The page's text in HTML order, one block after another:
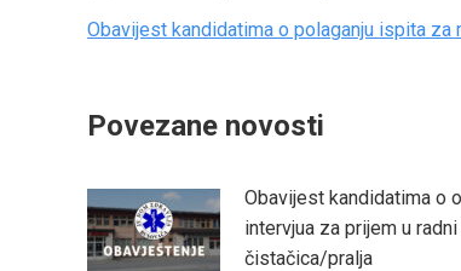
Obavijest kandidatima o polaganju ispita
Povezane novosti
Obavijest kandidatima o
intervjua za prijem u
čistačica/pralja